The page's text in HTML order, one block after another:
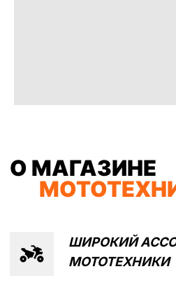
СОТРУДНИЧЕСТВО СФИЗ.
СОБСТВЕННЫЙ
СЕРВИСНЫЙ ЦЕНТР